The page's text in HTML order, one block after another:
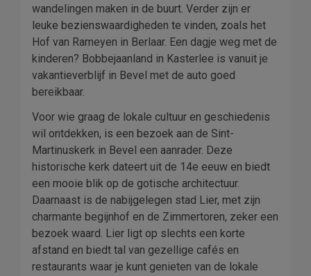
wandelingen maken in de buurt. Verder zijn er
leuke bezienswaardigheden te vinden, zoals het
Hof van Rameyen in Berlaar. Een dagje weg met de
kinderen? Bobbejaanland in Kasterlee is vanuit je
vakantieverblijf in Bevel met de auto goed
bereikbaar.
Voor wie graag de lokale cultuur en geschiedenis
wil ontdekken, is een bezoek aan de Sint-
Martinuskerk in Bevel een aanrader. Deze
historische kerk dateert uit de 14e eeuw en biedt
een mooie blik op de gotische architectuur.
Daarnaast is de nabijgelegen stad Lier, met zijn
charmante begijnhof en de Zimmertoren, zeker een
bezoek waard. Lier ligt op slechts een korte
afstand en biedt tal van gezellige cafés en
restaurants waar je kunt genieten van de lokale